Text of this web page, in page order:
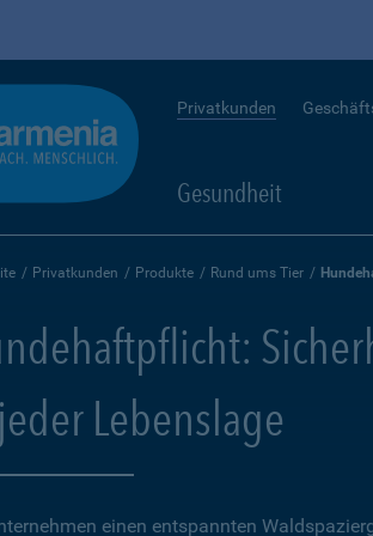
Privatkunden
Gesundheit
Privatkunden Produkte Rund ums Tier
Lebenslage
einen entspannten